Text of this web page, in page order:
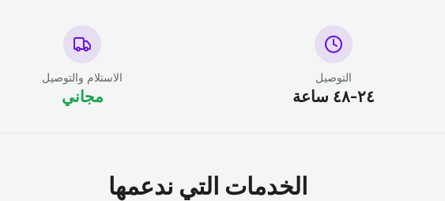
التوصيل
٢٤-٤٨ ساعة
الاستلام والتوصيل
مجاني
الخدمات التي ندعمها